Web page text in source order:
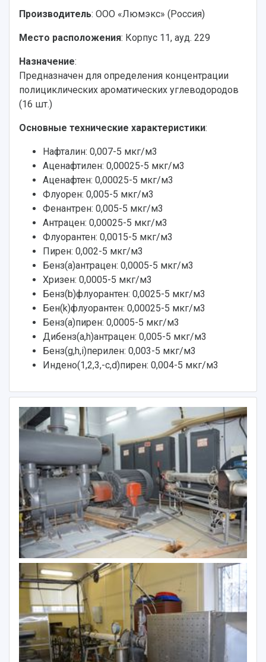
Производитель: ООО «Люмэкс» (Россия)
Место расположения: Корпус 11, ауд. 229
Назначение:
Предназначен для определения концентрации
полициклических ароматических углеводородов
(16 шт.)
Основные технические характеристики:
Нафталин: 0,007-5 мкг/м3
Аценафтилен: 0,00025-5 мкг/м3
Аценафтен: 0,00025-5 мкг/м3
Флуорен: 0,005-5 мкг/м3
Фенантрен: 0,005-5 мкг/м3
Антрацен: 0,00025-5 мкг/м3
Флуорантен: 0,0015-5 мкг/м3
Пирен: 0,002-5 мкг/м3
Бенз(а)антрацен: 0,0005-5 мкг/м3
Хризен: 0,0005-5 мкг/м3
Бенз(b)флуорантен: 0,0025-5 мкг/м3
Бен(k)флуорантен: 0,00025-5 мкг/м3
Бенз(а)пирен: 0,0005-5 мкг/м3
Дибенз(a,h)антрацен: 0,005-5 мкг/м3
Бенз(g,h,i)перилен: 0,003-5 мкг/м3
Индено(1,2,3,-c,d)пирен: 0,004-5 мкг/м3